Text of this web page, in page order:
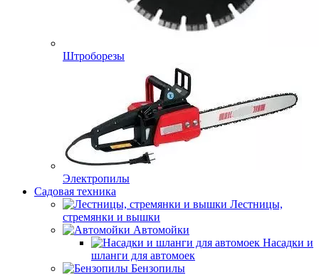
Штроборезы
Электропилы
Садовая техника
Лестницы,
стремянки и вышки
Автомойки
Насадки и
шланги для автомоек
Бензопилы